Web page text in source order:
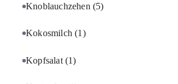
Knoblauchzehen (5)
Kokosmilch(1)
Kopfsalat (1)